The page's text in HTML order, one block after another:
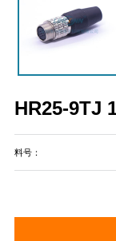
Previous
HR25-9TJ
料号：